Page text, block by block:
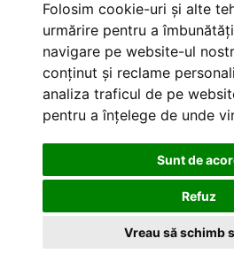
Folosim cookie-uri și alte
urmărire pentru a
navigare pe website-ul
conținut și reclame
analiza traficul de pe
pentru a înțelege de unde
Sunt de
Refuz
Vreau să schimb
Cancellation and Refund Policies